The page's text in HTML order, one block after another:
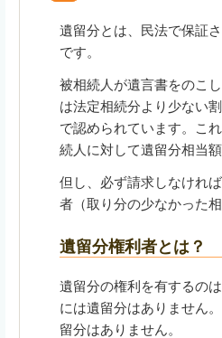
遺留分とは、民法で保証
です。
被相続人が遺言書をのこ
は法定相続分より少ない
で認められています。こ
続人に対して遺留分相当
但し、必ず請求しなけれ
者（取り分の少なかった
遺留分権利者とは？
遺留分の権利を有するの
には遺留分はありません
留分はありません。